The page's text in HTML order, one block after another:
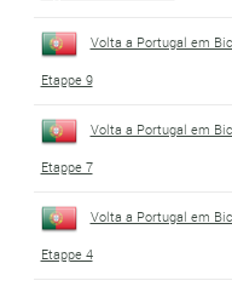
Volta a Portugal em
Etappe 9
Volta a Portugal em
Etappe 7
Volta a Portugal em
Etappe 4